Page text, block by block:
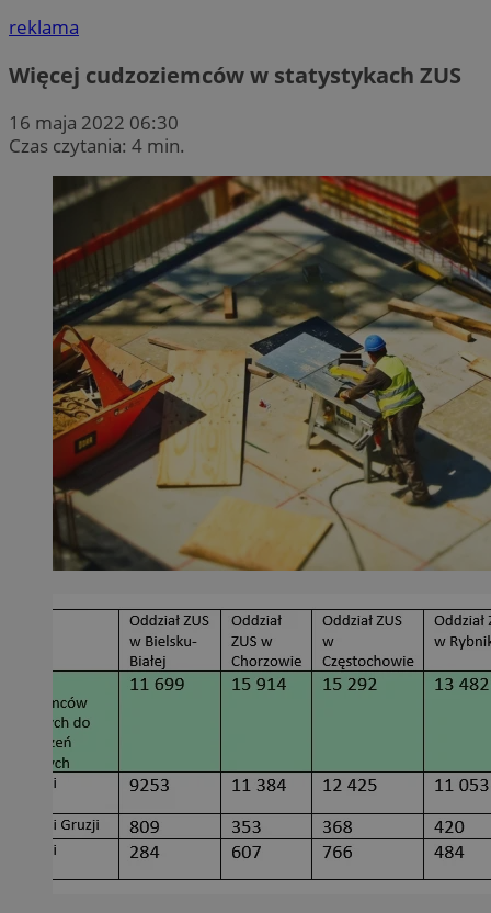
reklama
Więcej cudzoziemców w statystykach ZUS
16 maja 2022 06:30
Czas czytania: 4 min.